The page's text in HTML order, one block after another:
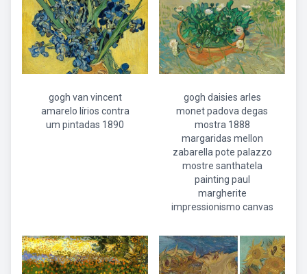
gogh van vincent
amarelo lírios contra
um pintadas 1890
gogh daisies arles
monet padova degas
mostra 1888
margaridas mellon
zabarella pote palazzo
mostre santhatela
painting paul
margherite
impressionismo canvas